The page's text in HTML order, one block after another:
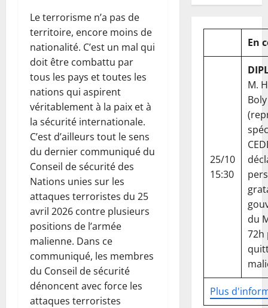
Le terrorisme n’a pas de
territoire, encore moins de
nationalité. C’est un mal qui
doit être combattu par
tous les pays et toutes les
nations qui aspirent
véritablement à la paix et à
la sécurité internationale.
C’est d’ailleurs tout le sens
du dernier communiqué du
Conseil de sécurité des
Nations unies sur les
attaques terroristes du 25
avril 2026 contre plusieurs
positions de l’armée
malienne. Dans ce
communiqué, les membres
du Conseil de sécurité
dénoncent avec force les
attaques terroristes
En
Plus
25/10
15:30
M.
Boly
du
72h